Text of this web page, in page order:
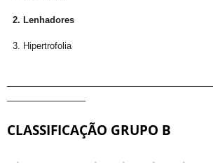
2. Lenhadores
3. Hipertrofolia
CLASSIFICAÇÃO GRUPO B